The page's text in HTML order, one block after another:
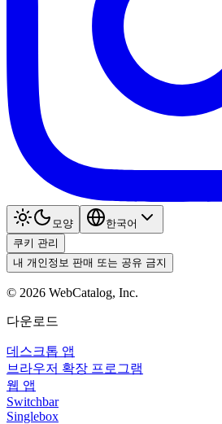
모양
한국어
쿠키 관리
내 개인정보 판매 또는 공유 금지
© 2026 WebCatalog, Inc.
다운로드
데스크톱 앱
브라우저 확장 프로그램
웹 앱
Switchbar
Singlebox